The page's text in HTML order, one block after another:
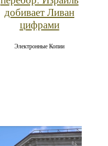
добивает Ливан
цифрами
Электронные Копии